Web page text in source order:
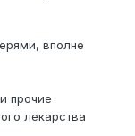
вполне
прочие
лекарства